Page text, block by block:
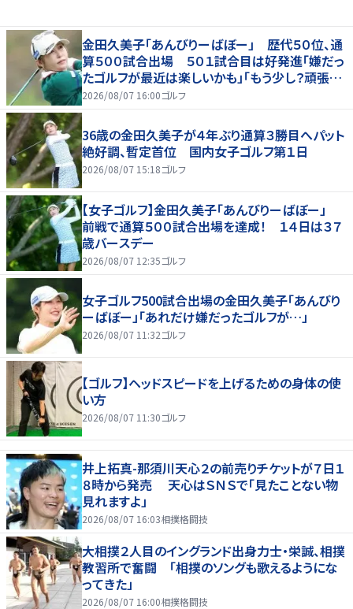
金田久美子「あんびりーばぼー」 歴代５０位、通
算５００試合出場 ５０１試合目は好発進「嫌だっ
たゴルフが最近は楽しいかも」「もう少し？頑張り
たいな」
2026/08/07 16:00ゴルフ
36歳の金田久美子が４年ぶり通算３勝目へパット
絶好調、暫定首位 国内女子ゴルフ第１日
2026/08/07 15:18ゴルフ
【女子ゴルフ】金田久美子「あんびりーばぼー」
前戦で通算５００試合出場を達成！ １４日は３７
歳バースデー
2026/08/07 12:35ゴルフ
女子ゴルフ500試合出場の金田久美子「あんびり
ーばぼー」「あれだけ嫌だったゴルフが…」
2026/08/07 11:32ゴルフ
【ゴルフ】ヘッドスピードを上げるための身体の使
い方
2026/08/07 11:30ゴルフ
井上拓真-那須川天心２の前売りチケットが７日１
８時から発売 天心はＳＮＳで「見たことない物
見れますよ」
2026/08/07 16:03相撲格闘技
大相撲２人目のイングランド出身力士・栄誠、相撲
教習所で奮闘 「相撲のソングも歌えるようにな
ってきた」
2026/08/07 16:00相撲格闘技